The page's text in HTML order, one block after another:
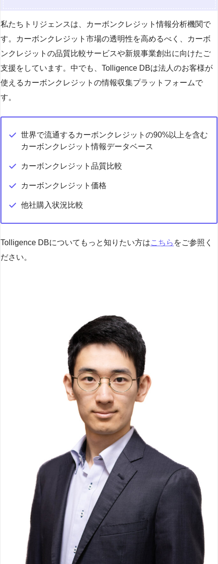
私たちトリジェンスは、カーボンクレジット情報分析機関で
す。カーボンクレジット市場の透明性を高めるべく、カーボ
ンクレジットの品質比較サービスや新規事業創出に向けたご
支援をしています。中でも、Tolligence DBは法人のお客様が
使えるカーボンクレジットの情報収集プラットフォームで
す。
世界で流通するカーボンクレジットの90%以上を含む
カーボンクレジット情報データベース
カーボンクレジット品質比較
カーボンクレジット価格
他社購入状況比較
Tolligence DBについてもっと知りたい方はこちら をご参照く
ださい。